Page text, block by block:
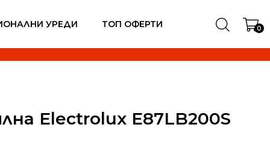
УРЕДИ ТОП ОФЕРТИ 0
Electrolux E87LB200S